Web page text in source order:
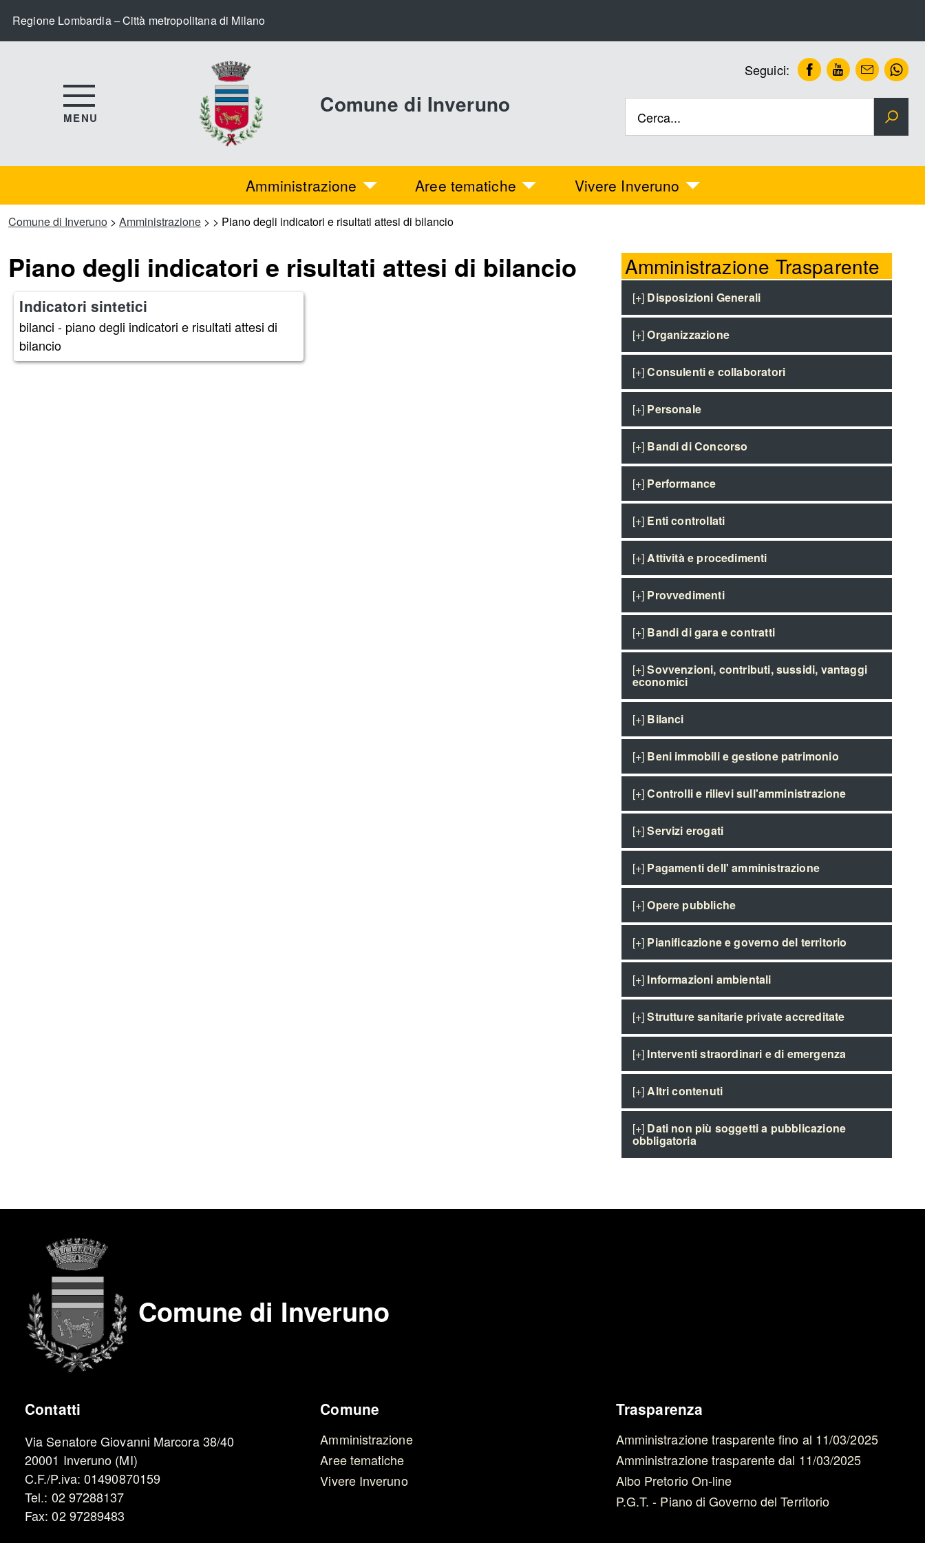
Regione Lombardia–Città metropolitana di Milano
MENU Comune di Inveruno
Seguici: Facebook
Youtube
Cerca...
Amministrazione Aree tematiche Vivere Inveruno
Comune di Inveruno > Amministrazione > > Piano degli indicatori e risultati attesi di bilancio
Piano degli indicatori e risultati attesi di bilancio
Indicatori sintetici
bilanci - piano degli indicatori e risultati attesi di
bilancio
Amministrazione Trasparente
[+] Disposizioni Generali
[+]Organizzazione
[+]Consulenti e collaboratori
[+] Personale
[+] Bandi di Concorso
[+] Performance
[+] Enti controllati
[+]Attività e procedimenti
[+] Provvedimenti
[+] Bandi di gara e contratti
[+]Sovvenzioni, contributi, sussidi, vantaggi
economici
[+] Bilanci
[+] Beni immobili e gestione patrimonio
[+]Controlli e rilievi sull'amministrazione
[+]Servizi erogati
[+] Pagamenti dell' amministrazione
[+]Opere pubbliche
[+] Pianificazione e governo del territorio
[+] Informazioni ambientali
[+]Strutture sanitarie private accreditate
[+] Interventi straordinari e di emergenza
[+]Altri contenuti
[+] Dati non più soggetti a pubblicazione
obbligatoria
Comune di Inveruno
Contatti
Via Senatore Giovanni Marcora 38/40
20001 Inveruno (MI)
C.F./P.iva: 01490870159
Tel.: 02 97288137
Fax: 02 97289483
Comune
Amministrazione
Aree tematiche
Vivere Inveruno
Trasparenza
Amministrazione trasparente fino al 11/03/2025
Amministrazione trasparente dal 11/03/2025
Albo Pretorio On-line
P.G.T. - Piano di Governo del Territorio